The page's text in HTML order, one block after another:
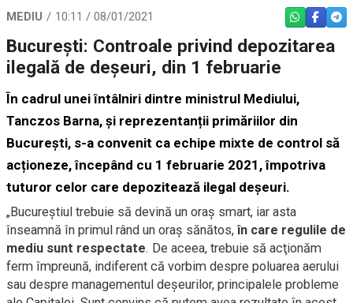
MEDIU 10:11 / 08/01/2021 WHATSAPP
București: Controale privind depozitarea
ilegală de deșeuri, din 1 februarie
În cadrul unei întâlniri dintre ministrul Mediului,
Tanczos Barna, și reprezentanții primăriilor din
București, s-a convenit ca echipe mixte de control să
acționeze, începând cu 1 februarie 2021, împotriva
tuturor celor care depozitează ilegal deșeuri.
„Bucureştiul trebuie să devină un oraş smart, iar asta
înseamnă în primul rând un oraş sănătos,în care regulile de
mediu sunt respectate. De aceea, trebuie să acţionăm
ferm împreună, indiferent că vorbim despre poluarea aerului
sau despre managementul deşeurilor, principalele probleme